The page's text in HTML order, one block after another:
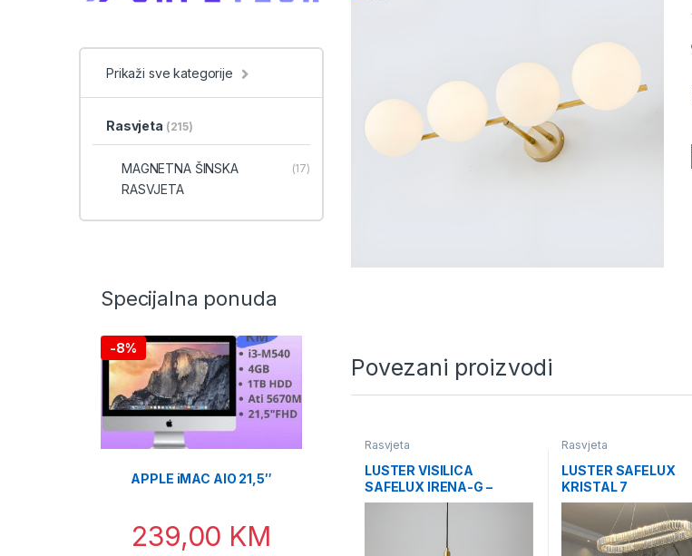
Povezani proizvodi
Rasvjeta
LUSTER VISILICA
SAFELUX IRENA-G –
ZLATNI- 5 KUGLI
Rasvjeta
LUSTER SAFELUX
KRISTAL 7
Prikaži sve kategorije
Rasvjeta (215)
MAGNETNA ŠINSKA
RASVJETA
(17)
Specijalna ponuda
-8%
APPLE iMAC AIO 21,5″
239,00 KM